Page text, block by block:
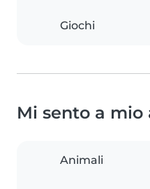
Giochi
Mi sento a mio
Animali